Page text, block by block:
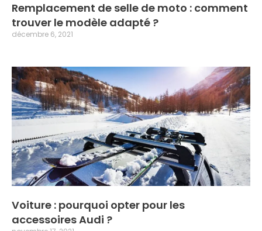
Remplacement de selle de moto : comment
trouver le modèle adapté ?
décembre 6, 2021
Voiture : pourquoi opter pour les
accessoires Audi ?